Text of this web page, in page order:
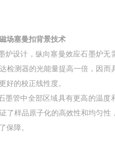
场塞曼扣背景技术
炉设计，纵向塞曼效应石墨炉无
检测器的光能量提高一倍，因而
好的校正线性度。
墨管中全部区域具有更高的温度
了样品原子化的高效性和均匀性
保障。